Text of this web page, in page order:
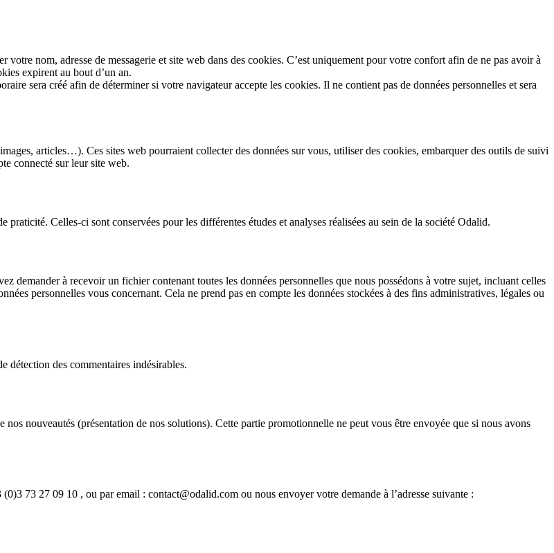
votre nom, adresse de messagerie et site web dans des cookies. C’est uniquement pour votre confort afin de ne pas avoir à
expirent au bout d’un an.
sera créé afin de déterminer si votre navigateur accepte les cookies. Il ne contient pas de données personnelles et sera
articles…). Ces sites web pourraient collecter des données sur vous, utiliser des cookies, embarquer des outils de suivi
connecté sur leur site web.
Celles-ci sont conservées pour les différentes études et analyses réalisées au sein de la société Odalid.
demander à recevoir un fichier contenant toutes les données personnelles que nous possédons à votre sujet, incluant celles
personnelles vous concernant. Cela ne prend pas en compte les données stockées à des fins administratives, légales ou
détection des commentaires indésirables.
nouveautés (présentation de nos solutions). Cette partie promotionnelle ne peut vous être envoyée que si nous avons
73 27 09 10 , ou par email : contact@odalid.com ou nous envoyer votre demande à l’adresse suivante :